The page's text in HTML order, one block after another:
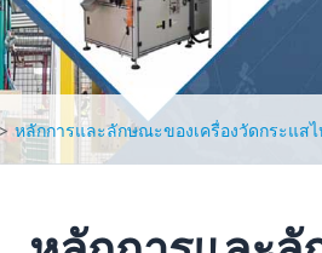
หลักการและลักษณะของเครื่องวัดกระแส